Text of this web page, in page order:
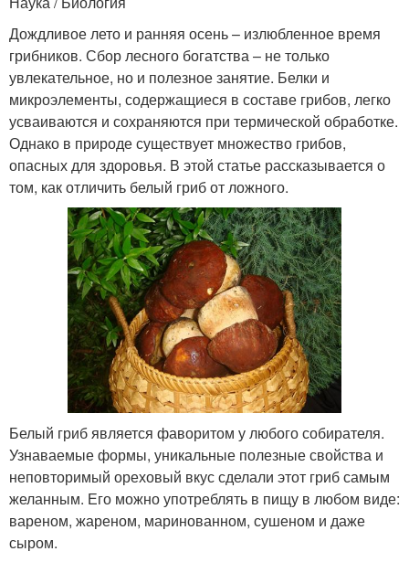
Дождливое лето и ранняя осень – излюбленное время
грибников. Сбор лесного богатства – не только
увлекательное, но и полезное занятие. Белки и
микроэлементы, содержащиеся в составе грибов, легко
усваиваются и сохраняются при термической обработке.
Однако в природе существует множество грибов,
опасных для здоровья. В этой статье рассказывается о
том, как отличить белый гриб от ложного.
Белый гриб является фаворитом у любого собирателя.
Узнаваемые формы, уникальные полезные свойства и
неповторимый ореховый вкус сделали этот гриб самым
желанным. Его можно употреблять в пищу в любом виде:
вареном, жареном, маринованном, сушеном и даже
сыром.